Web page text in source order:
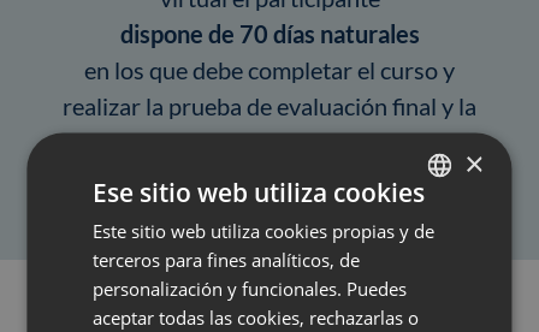
dispone de 70 días naturales
en los que debe completar el curso y
realizar la prueba de evaluación final y la
encuesta de satisfacción.
Dedicación recomendada 13 horas
SPANISH
×
Ese sitio web utiliza cookies
Este sitio web utiliza cookies propias y de
terceros para fines analíticos, de
personalización y funcionales. Puedes
aceptar todas las cookies, rechazarlas o